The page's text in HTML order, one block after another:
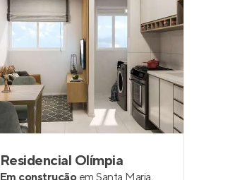
Residencial Olímpia
Em construção em Santa Maria,